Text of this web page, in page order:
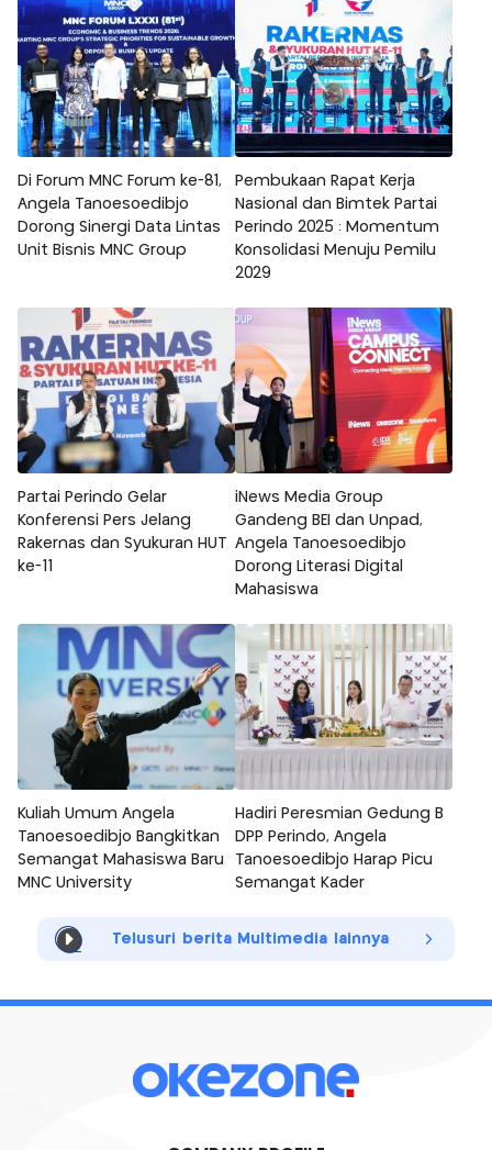
Di Forum MNC Forum ke-81,
Angela Tanoesoedibjo
Dorong Sinergi Data Lintas
Unit Bisnis MNC Group
Pembukaan Rapat Kerja
Nasional dan Bimtek Partai
Perindo 2025 : Momentum
Konsolidasi Menuju Pemilu
2029
Partai Perindo Gelar
Konferensi Pers Jelang
Rakernas dan Syukuran HUT
ke-11
iNews Media Group
Gandeng BEI dan Unpad,
Angela Tanoesoedibjo
Dorong Literasi Digital
Mahasiswa
Kuliah Umum Angela
Tanoesoedibjo Bangkitkan
Semangat Mahasiswa Baru
MNC University
Hadiri Peresmian Gedung B
DPP Perindo, Angela
Tanoesoedibjo Harap Picu
Semangat Kader
Telusuri berita Multimedia lainnya